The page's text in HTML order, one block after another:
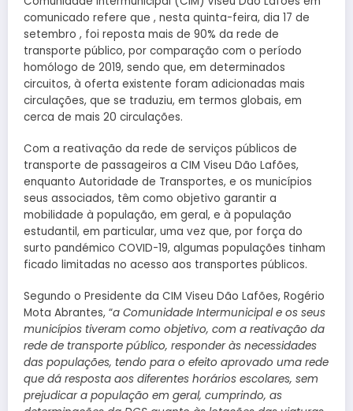
comunicado refere que , nesta quinta-feira, dia 17 de
setembro , foi reposta mais de 90% da rede de
transporte público, por comparação com o período
homólogo de 2019, sendo que, em determinados
circuitos, à oferta existente foram adicionadas mais
circulações, que se traduziu, em termos globais, em
cerca de mais 20 circulações.
Com a reativação da rede de serviços públicos de
transporte de passageiros a CIM Viseu Dão Lafões,
enquanto Autoridade de Transportes, e os municípios
seus associados, têm como objetivo garantir a
mobilidade à população, em geral, e à população
estudantil, em particular, uma vez que, por força do
surto pandémico COVID-19, algumas populações tinham
ficado limitadas no acesso aos transportes públicos.
Segundo o Presidente da CIM Viseu Dão Lafões, Rogério
Mota Abrantes, “a Comunidade Intermunicipal e os seus
municípios tiveram como objetivo, com a reativação da
rede de transporte público, responder às necessidades
das populações, tendo para o efeito aprovado uma rede
que dá resposta aos diferentes horários escolares, sem
prejudicar a população em geral, cumprindo, as